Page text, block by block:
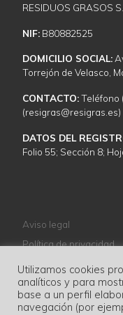
RESIDUOS GRASOS
NIF:B80882525
DOMICILIO SOCIAL:
Torrejón de Velasco,
CONTACTO:Teléfono
(resigras@resigras.es)
DATOS DEL
Folio 55; Sección 8;
Aviso legal
Política de privacidad
Política de cookies
Normativa
Utilizamos cookies
analíticos y para
base a un perfil
navegación (por